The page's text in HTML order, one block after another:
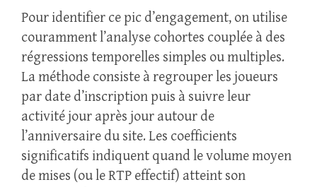
Pour identifier ce pic d’engagement, on utilise
couramment l’analyse cohortes couplée à des
régressions temporelles simples ou multiples.
La méthode consiste à regrouper les joueurs
par date d’inscription puis à suivre leur
activité jour après jour autour de
l’anniversaire du site. Les coefficients
significatifs indiquent quand le volume moyen
de mises (ou le RTP effectif) atteint son